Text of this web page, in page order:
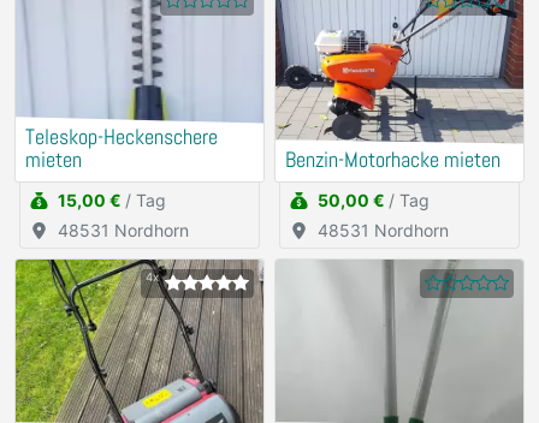
Teleskop-Heckenschere
mieten
15,00 € / Tag
48531 Nordhorn
Benzin-Motorhacke mieten
50,00 € / Tag
48531 Nordhorn
4x